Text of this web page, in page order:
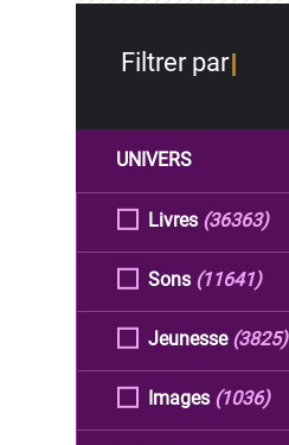
Filtrer par
UNIVERS
Livres (36363)
Sons (11641)
Jeunesse (3825)
Images (1036)